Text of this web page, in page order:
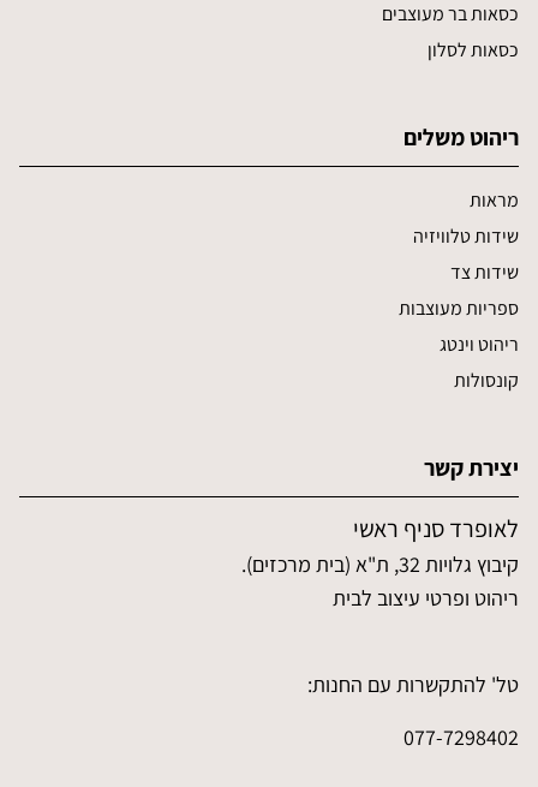
כסאות בר מעוצבים
כסאות לסלון
ריהוט משלים
מראות
שידות טלוויזיה
שידות צד
ספריות מעוצבות
ריהוט וינטג
קונסולות
יצירת קשר
לאופרד סניף ראשי
קיבוץ גלויות 32, ת"א (בית מרכזים).
ריהוט ופרטי עיצוב לבית
טל' להתקשרות עם החנות:
077-7298402